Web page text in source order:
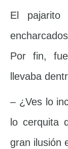
El pajarito
Por fin,
llevaba
– ¿Ves lo
lo cerquita
gran ilusión